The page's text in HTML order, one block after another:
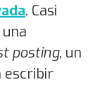
. Casi
posting, un
escribir